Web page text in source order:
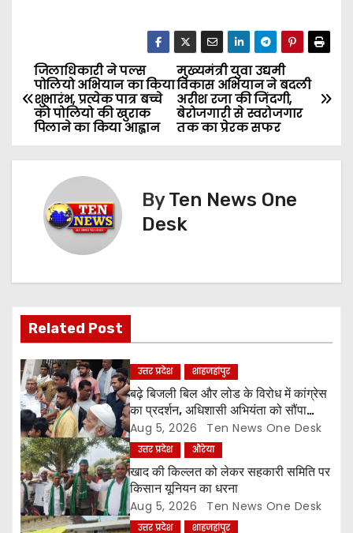
P
o
v
i
g
a
t
i
o
n
मुख्यमंत्री युवा उद्यमी
विकास अभियान ने बदली
अरीश रजा की जिंदगी,
बेरोजगारी से स्वरोजगार
तक का प्रेरक सफर
जिलाधिकारी ने पल्स
पोलियो अभियान का किया
शुभारंभ, प्रत्येक पात्र बच्चे
को पोलियो की खुराक
पिलाने का किया आह्वान
ByTen News One
Desk
Related Post
उत्तर प्रदेश शाहजहांपुर
बढ़े बिजली बिल और लोड के विरोध में कांग्रेस
का प्रदर्शन, अधिशासी अभियंता को सौंपा
ज्ञापन
Aug 5, 2026 Ten News One Desk
उत्तर प्रदेश औरेया
खाद की किल्लत को लेकर सहकारी समिति पर
किसान यूनियन का धरना
Aug 5, 2026 Ten News One Desk
उत्तर प्रदेश शाहजहांपुर